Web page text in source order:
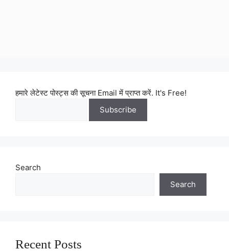
हमारे लेटेस्ट पोस्ट्स की सूचना Email में प्राप्त करें. It's Free!
Search
Search
Recent Posts